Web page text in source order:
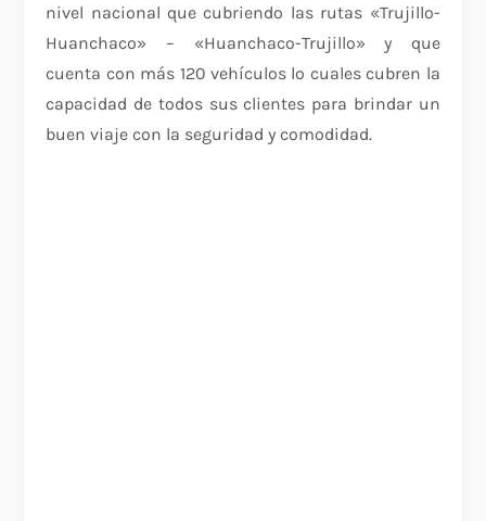
nivel nacional que cubriendo las rutas «Trujillo-
Huanchaco» – «Huanchaco-Trujillo» y que
cuenta con más 120 vehículos lo cuales cubren la
capacidad de todos sus clientes para brindar un
buen viaje con la seguridad y comodidad.